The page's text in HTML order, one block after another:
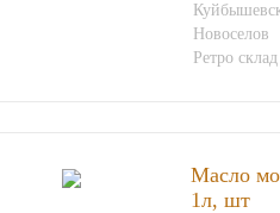
Новоселов
Ретро склад
Масло
1л, шт